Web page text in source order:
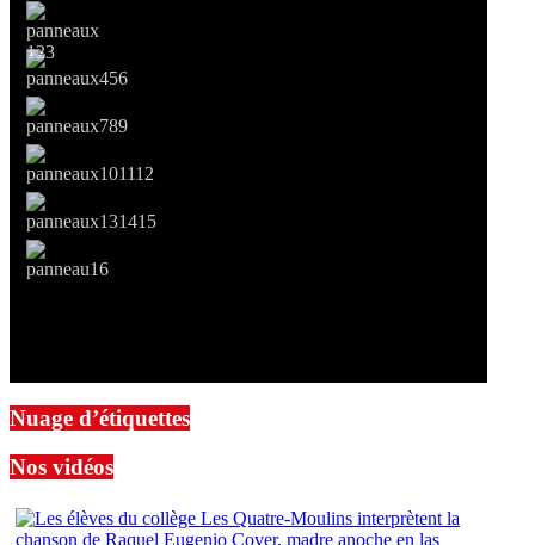
Nuage d’étiquettes
Nos vidéos